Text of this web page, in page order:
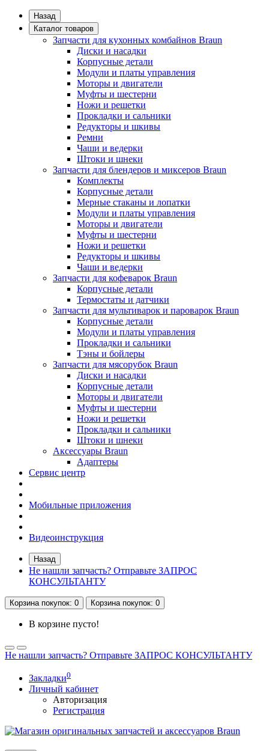
Назад
Каталог товаров
Запчасти для кухонных комбайнов Braun
Диски и насадки
Корпусные детали
Модули и платы управления
Моторы и двигатели
Муфты и шестерни
Ножи и решетки
Прокладки и сальники
Редукторы и шкивы
Ремни
Чаши и ведерки
Штоки и шнеки
Запчасти для блендеров и миксеров Braun
Комплекты
Корпусные детали
Мерные стаканы и лопатки
Модули и платы управления
Моторы и двигатели
Муфты и шестерни
Ножи и решетки
Редукторы и шкивы
Чаши и ведерки
Запчасти для кофеварок Braun
Корпусные детали
Термостаты и датчики
Запчасти для мультиварок и пароварок Braun
Корпусные детали
Модули и платы управления
Прокладки и сальники
Тэны и бойлеры
Запчасти для мясорубок Braun
Диски и насадки
Корпусные детали
Моторы и двигатели
Муфты и шестерни
Ножи и решетки
Прокладки и сальники
Штоки и шнеки
Аксессуары Braun
Адаптеры
Сервис центр
Мобильные приложения
Видеоинструкция
Назад
Не нашли запчасть? Отправьте ЗАПРОС
КОНСУЛЬТАНТУ
Корзинапокупок: 0 Корзинапокупок: 0
В корзине пусто!
Не нашли запчасть? Отправьте ЗАПРОС КОНСУЛЬТАНТУ
Закладки0
Личный кабинет
Авторизация
Регистрация